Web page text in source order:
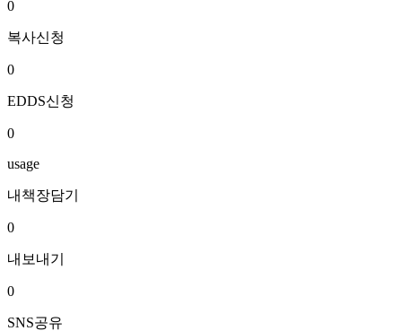
0
복사신청
0
EDDS신청
0
usage
내책장담기
0
내보내기
0
SNS공유